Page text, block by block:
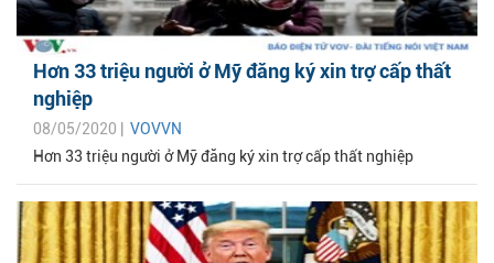
Hơn 33 triệu người ở Mỹ đăng ký xin trợ cấp thất
nghiệp
08/05/2020 | VOVVN
Hơn 33 triệu người ở Mỹ đăng ký xin trợ cấp thất nghiệp